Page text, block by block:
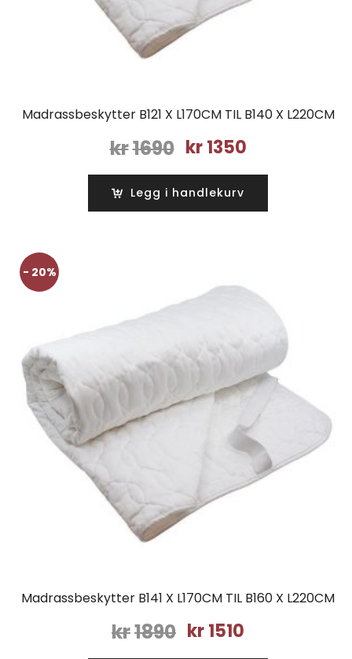
Madrassbeskytter B121 X L170CM TIL B140 X L220CM
kr1690
Opprinnelig
var:
kr1690.
kr 1350Nåværende
kr1350.
Legg i handlekurv
- 20%
Madrassbeskytter B141 X L170CM TIL B160 X L220CM
kr1890 Opprinnelig
kr1510